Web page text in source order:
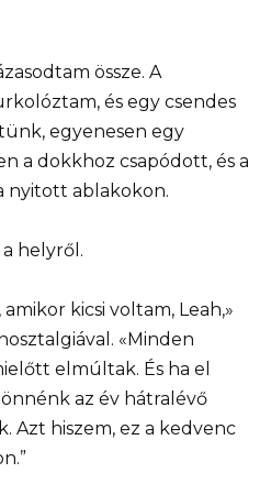
össze. A
és egy csendes
egyenesen egy
a dokkhoz csapódott, és a
nyitott ablakokon.
helyről.
kicsi voltam, Leah,»
«Minden
elmúltak. És ha el
az év hátralévő
Azt hiszem, ez a kedvenc